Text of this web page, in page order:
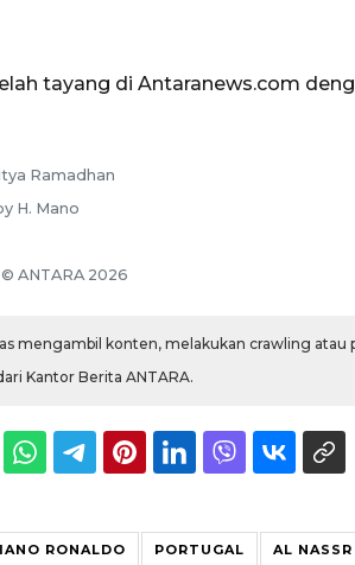
tayang di Antaranews.com
Ramadhan
H. Mano
ANTARA 2026
mengambil konten, melakukan crawling
Kantor Berita ANTARA.
RONALDO PORTUGAL AL NASSR